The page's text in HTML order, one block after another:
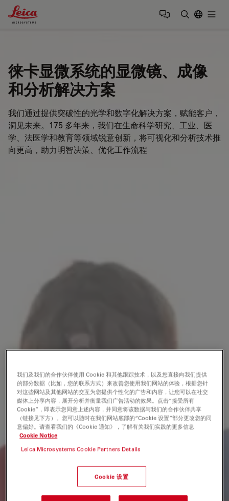
Leica Microsystems Logo
徕卡显微系统的显微镜、成像
和分析解决方案
我们通过提供突破性的光学和数字化解决方案，赋能客户，
洞见未来。175 多年来，我们在生命科学研究、工业、医
学、法医学和教育等领域锐意创新，将可视化和分析技术推
向更高，助力明智决策、优化工作流程
我们及我们的合作伙伴使用 Cookie 和其他跟踪技术，以及您直接向我们提供
的部分数据（比如，您的联系方式）来改善您使用我们网站的体验，根据您针
对这些网站及其他网站的交互为您提供个性化的广告和内容，让您可以在社交
媒体上分享内容，展开分析并衡量我们广告活动的效果。点击“接受所有
Cookie”，即表示您同意上述内容，并同意将该数据与我们的合作伙伴共享
（链接见下方）。您可以随时在我们网站底部的“Cookie 设置”部分更改您的同
意偏好。请查看我们的《Cookie 通知》，了解有关我们实践的更多信息
Cookie Notice
Leica Microsystems Cookie Partners Details
Cookie 设置